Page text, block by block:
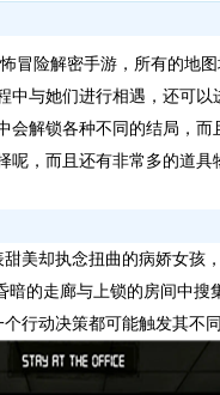
冒险解密手游，所有的地
中与她们进行相遇，还可
会解锁各种不同的结局，
呢，而且还有非常多的道
却执念扭曲的病娇女孩，
走廊与上锁的房间中搜
动决策都可能触发其不同